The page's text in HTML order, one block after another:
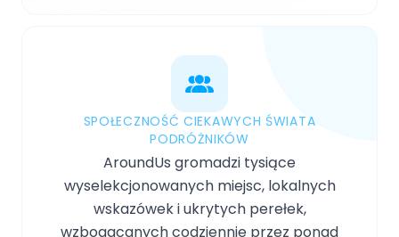
SPOŁECZNOŚĆ CIEKAWYCH ŚWIATA
PODRÓŻNIKÓW
AroundUs gromadzi tysiące
wyselekcjonowanych miejsc, lokalnych
wskazówek i ukrytych perełek,
wzbogacanych codziennie przez ponad